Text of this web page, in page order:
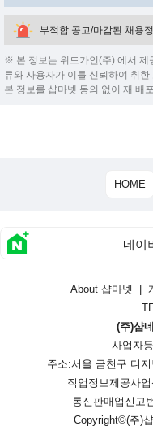
부적합 공고/마감된 채용
※ 본 정보는 위드가인(주) 에서 제
류와 사용자가 이를 신뢰하여 취
본 정보를 샵마넷 동의 없이 재 배
HOME
네이
About 샵마넷
(주)샵
사업자
주소:서울 금천구 디
직업정보제공사
통신판매업신고
Copyright©(주)